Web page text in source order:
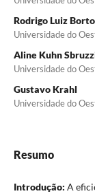
Rodrigo Luiz
Universidade do
Aline Kuhn
Universidade do
Gustavo Krahl
Universidade do
Resumo
Introdução: A